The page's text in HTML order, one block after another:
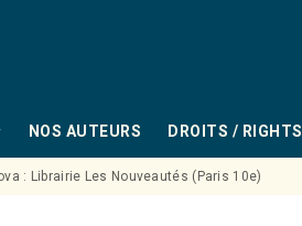
NOS AUTEURS DROITS / RIGHTS
: Librairie Les Nouveautés (Paris 10e)